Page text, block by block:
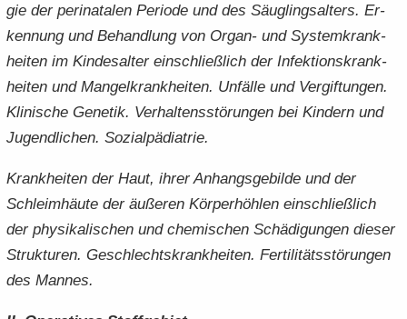
gie der pe­ri­na­ta­len Pe­ri­ode und des Säug­lings­al­ters. Er­
ken­nung und Be­hand­lung von Organ-​ und Sys­tem­krank­
hei­ten im Kin­des­al­ter ein­schließ­lich der In­fek­ti­ons­krank­
hei­ten und Man­gel­krank­hei­ten. Un­fäl­le und Ver­gif­tun­gen.
Kli­ni­sche Ge­ne­tik. Ver­hal­tens­stö­run­gen bei Kin­dern und
Ju­gend­li­chen. So­zi­al­päd­ia­trie.
Krank­hei­ten der Haut, ihrer An­hangs­ge­bil­de und der
Schleim­häu­te der äu­ße­ren Kör­per­höh­len ein­schließ­lich
der phy­si­ka­li­schen und che­mi­schen Schä­di­gun­gen die­ser
Struk­tu­ren. Ge­schlechts­krank­hei­ten. Fer­ti­li­täts­stö­run­gen
des Man­nes.